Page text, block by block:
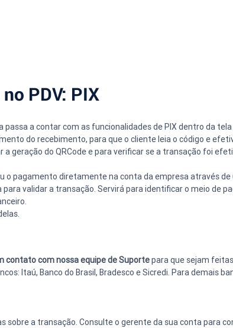
PDV: PIX
a contar com as funcionalidades de PIX dentro da
do recebimento, para que o cliente leia o código e
geração do QRCode e para verificar se a transação foi
o pagamento diretamente na conta da empresa através de
validar a transação. Servirá para identificar o meio de
contato com nossa equipe de Suporte para que sejam
Itaú, Banco do Brasil, Bradesco e Sicredi. Para demais
a transação. Consulte o gerente da sua conta para